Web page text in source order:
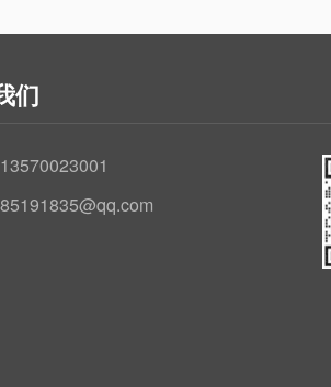
们
13570023001